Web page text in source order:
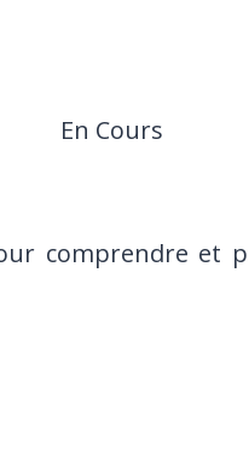
En Cours
comprendre et